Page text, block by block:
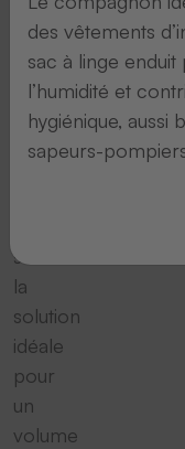
machines
sont
la
solution
idéale
pour
un
volume
des vêtements
sac à linge
l’humidité et
hygiénique, aussi
sapeurs-